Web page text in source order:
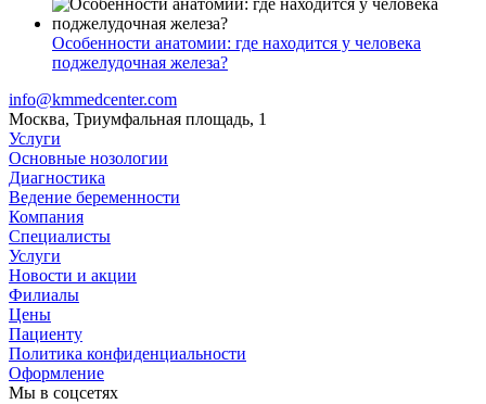
Особенности анатомии: где находится у человека
поджелудочная железа?
info@kmmedcenter.com
Москва, Триумфальная площадь, 1
Услуги
Основные нозологии
Диагностика
Ведение беременности
Компания
Специалисты
Услуги
Новости и акции
Филиалы
Цены
Пациенту
Политика конфиденциальности
Оформление
Мы в соцсетях